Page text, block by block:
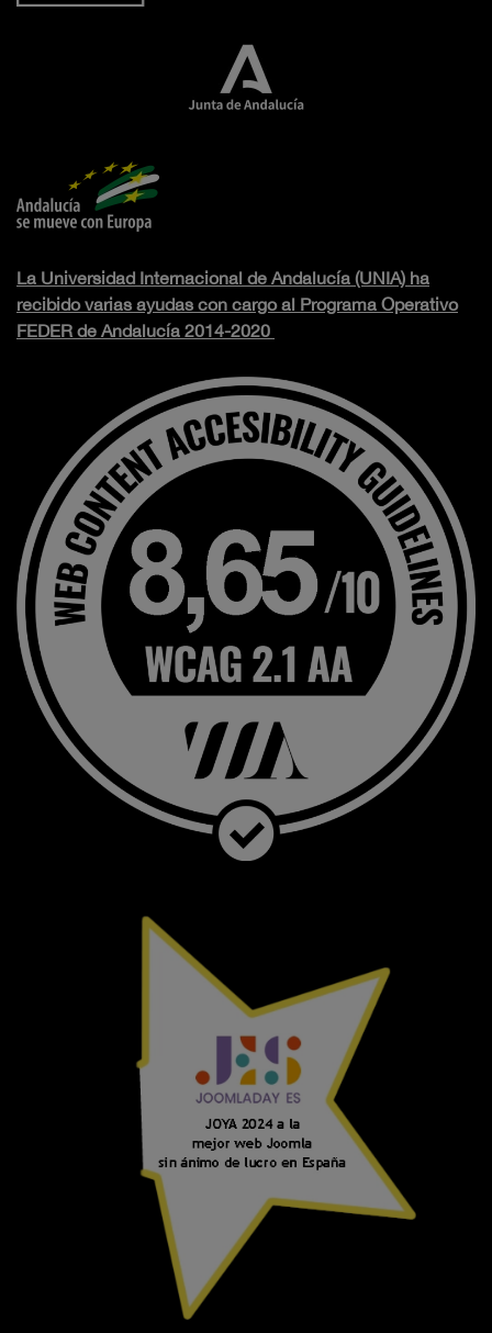
La Universidad Internacional de Andalucía (UNIA) ha
recibido varias ayudas con cargo al Programa Operativo
FEDER de Andalucía 2014-2020